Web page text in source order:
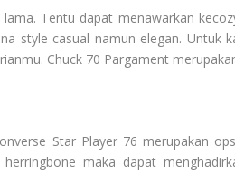
Tentu dapat menawarkan
style casual namun elegan. Untuk
Chuck 70 Pargament
Star Player 76 merupakan
maka dapat